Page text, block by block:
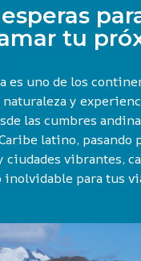
tu
es uno de los
y
las cumbres
latino, pasando
ciudades vibrantes,
inolvidable para tus